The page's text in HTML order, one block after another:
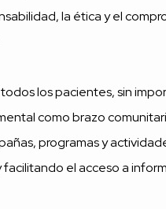
la ética y el
los pacientes, sin
como brazo
programas y
el acceso a